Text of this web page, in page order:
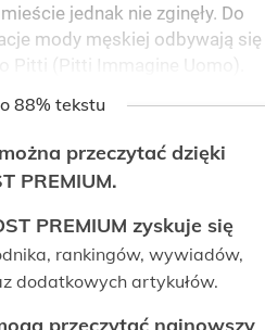
jednak nie zginęły. Do
mody męskiej odbywają się
Pitti (Pitti Immagine Uomo).
88% tekstu
przeczytać dzięki
PREMIUM.
PREMIUM zyskuje się
rankingów, wywiadów,
dodatkowych artykułów.